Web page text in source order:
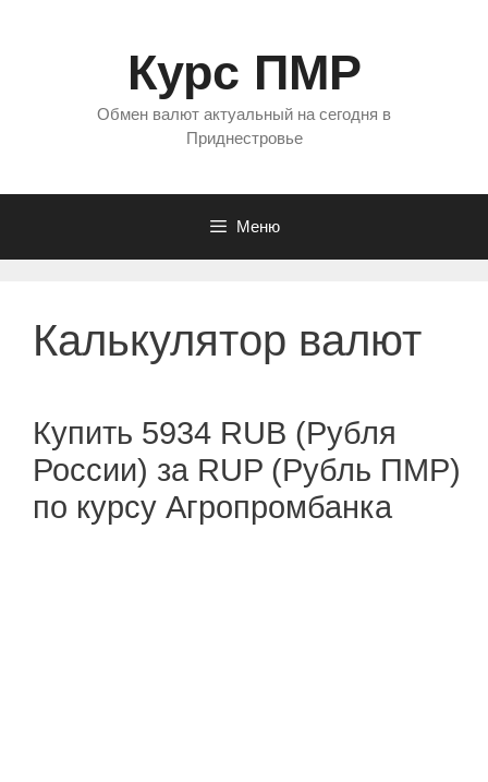
Курс ПМР
Обмен валют актуальный на сегодня в
Приднестровье
Меню
Калькулятор валют
Купить 5934 RUB (Рубля
России) за RUP (Рубль ПМР)
по курсу Агропромбанка